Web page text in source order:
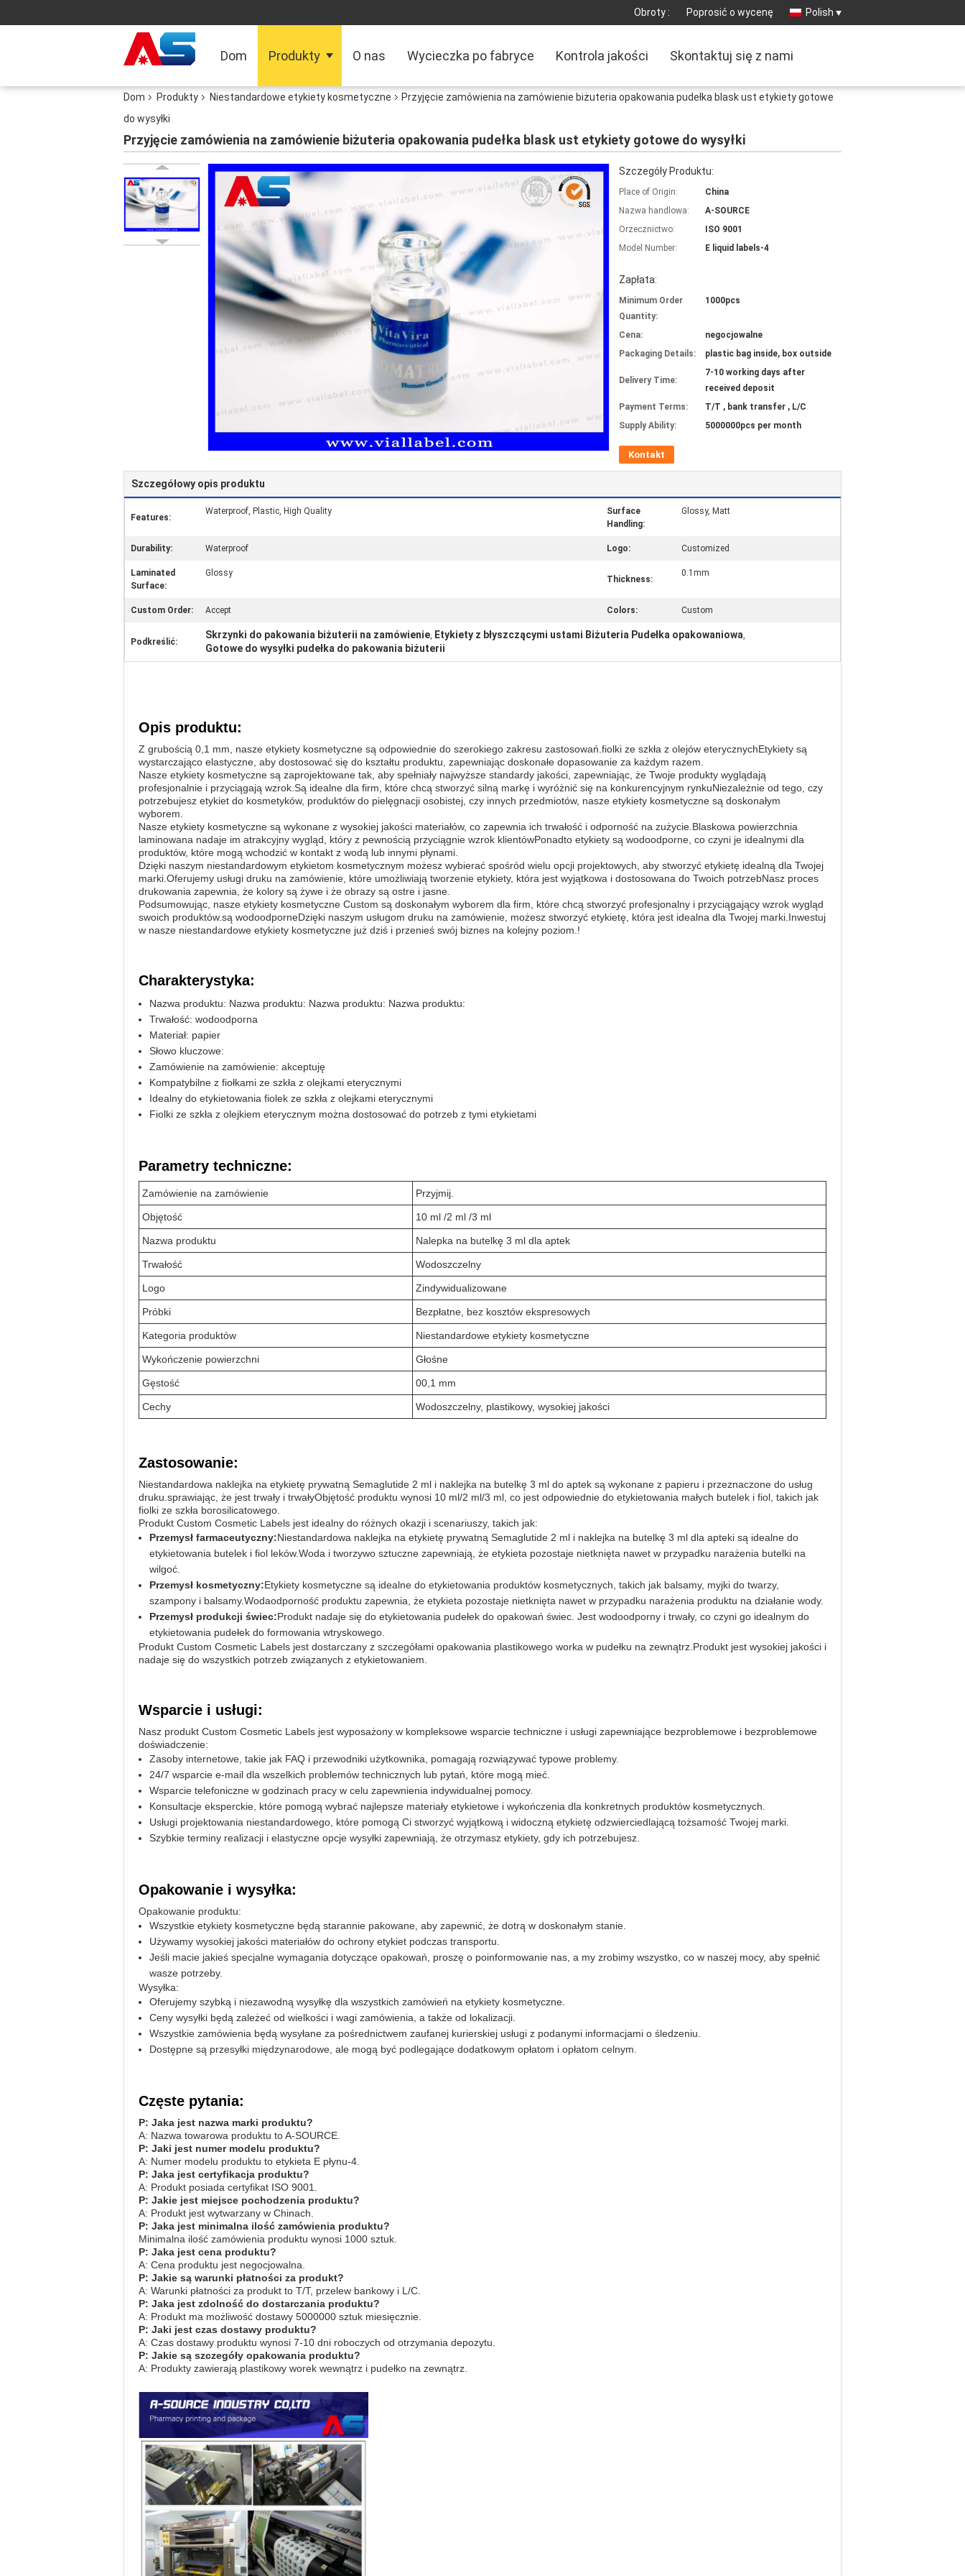
Obroty : Poprosić o wycenę Polish
Dom Produkty O nas Wycieczka po fabryce Kontrola jakości Skontaktuj się z nami
Dom Produkty Niestandardowe etykiety kosmetyczne
Przyjęcie zamówienia na zamówienie biżuteria opakowania pudełka blask ust etykiety gotowe
do wysyłki
Przyjęcie zamówienia na zamówienie biżuteria opakowania pudełka blask ust etykiety gotowe do wysyłki
Szczegóły Produktu:
Place of Origin:
China
Nazwa handlowa:
A-SOURCE
Orzecznictwo:
ISO 9001
Model Number:
E liquid labels-4
Zapłata:
Minimum Order
Quantity:
1000pcs
Cena:
negocjowalne
Packaging Details:
plastic bag inside, box outside
Delivery Time:
7-10 working days after
received deposit
Payment Terms:
T/T , bank transfer , L/C
Supply Ability:
5000000pcs per month
Kontakt
Szczegółowy opis produktu
Features:
Waterproof, Plastic, High Quality
Surface
Handling:
Glossy, Matt
Durability: Waterproof Logo: Customized
Laminated
Surface:
Glossy
Thickness:
0.1mm
Custom Order: Accept Colors: Custom
Podkreślić:
Skrzynki do pakowania biżuterii na zamówienie, Etykiety z błyszczącymi ustami Biżuteria Pudełka opakowaniowa,
Gotowe do wysyłki pudełka do pakowania biżuterii
Opis produktu:
Z grubością 0,1 mm, nasze etykiety kosmetyczne są odpowiednie do szerokiego zakresu zastosowań.fiolki ze szkła z olejów eterycznychEtykiety są
wystarczająco elastyczne, aby dostosować się do kształtu produktu, zapewniając doskonałe dopasowanie za każdym razem.
Nasze etykiety kosmetyczne są zaprojektowane tak, aby spełniały najwyższe standardy jakości, zapewniając, że Twoje produkty wyglądają
profesjonalnie i przyciągają wzrok.Są idealne dla firm, które chcą stworzyć silną markę i wyróżnić się na konkurencyjnym rynkuNiezależnie od tego, czy
potrzebujesz etykiet do kosmetyków, produktów do pielęgnacji osobistej, czy innych przedmiotów, nasze etykiety kosmetyczne są doskonałym
wyborem.
Nasze etykiety kosmetyczne są wykonane z wysokiej jakości materiałów, co zapewnia ich trwałość i odporność na zużycie.Blaskowa powierzchnia
laminowana nadaje im atrakcyjny wygląd, który z pewnością przyciągnie wzrok klientówPonadto etykiety są wodoodporne, co czyni je idealnymi dla
produktów, które mogą wchodzić w kontakt z wodą lub innymi płynami.
Dzięki naszym niestandardowym etykietom kosmetycznym możesz wybierać spośród wielu opcji projektowych, aby stworzyć etykietę idealną dla Twojej
marki.Oferujemy usługi druku na zamówienie, które umożliwiają tworzenie etykiety, która jest wyjątkowa i dostosowana do Twoich potrzebNasz proces
drukowania zapewnia, że kolory są żywe i że obrazy są ostre i jasne.
Podsumowując, nasze etykiety kosmetyczne Custom są doskonałym wyborem dla firm, które chcą stworzyć profesjonalny i przyciągający wzrok wygląd
swoich produktów.są wodoodporneDzięki naszym usługom druku na zamówienie, możesz stworzyć etykietę, która jest idealna dla Twojej marki.Inwestuj
w nasze niestandardowe etykiety kosmetyczne już dziś i przenieś swój biznes na kolejny poziom.!
Charakterystyka:
Nazwa produktu: Nazwa produktu: Nazwa produktu: Nazwa produktu:
Trwałość: wodoodporna
Materiał: papier
Słowo kluczowe:
Zamówienie na zamówienie: akceptuję
Kompatybilne z fiołkami ze szkła z olejkami eterycznymi
Idealny do etykietowania fiolek ze szkła z olejkami eterycznymi
Fiolki ze szkła z olejkiem eterycznym można dostosować do potrzeb z tymi etykietami
Parametry techniczne:
Zamówienie na zamówienie Przyjmij.
Objętość 10 ml /2 ml /3 ml
Nazwa produktu Nalepka na butelkę 3 ml dla aptek
Trwałość Wodoszczelny
Logo Zindywidualizowane
Próbki Bezpłatne, bez kosztów ekspresowych
Kategoria produktów Niestandardowe etykiety kosmetyczne
Wykończenie powierzchni Głośne
Gęstość 00,1 mm
Cechy Wodoszczelny, plastikowy, wysokiej jakości
Zastosowanie:
Niestandardowa naklejka na etykietę prywatną Semaglutide 2 ml i naklejka na butelkę 3 ml do aptek są wykonane z papieru i przeznaczone do usług
druku.sprawiając, że jest trwały i trwałyObjętość produktu wynosi 10 ml/2 ml/3 ml, co jest odpowiednie do etykietowania małych butelek i fiol, takich jak
fiolki ze szkła borosilicatowego.
Produkt Custom Cosmetic Labels jest idealny do różnych okazji i scenariuszy, takich jak:
Przemysł farmaceutyczny:Niestandardowa naklejka na etykietę prywatną Semaglutide 2 ml i naklejka na butelkę 3 ml dla apteki są idealne do
etykietowania butelek i fiol leków.Woda i tworzywo sztuczne zapewniają, że etykieta pozostaje nietknięta nawet w przypadku narażenia butelki na
wilgoć.
Przemysł kosmetyczny:Etykiety kosmetyczne są idealne do etykietowania produktów kosmetycznych, takich jak balsamy, myjki do twarzy,
szampony i balsamy.Wodaodporność produktu zapewnia, że etykieta pozostaje nietknięta nawet w przypadku narażenia produktu na działanie wody.
Przemysł produkcji świec:Produkt nadaje się do etykietowania pudełek do opakowań świec. Jest wodoodporny i trwały, co czyni go idealnym do
etykietowania pudełek do formowania wtryskowego.
Produkt Custom Cosmetic Labels jest dostarczany z szczegółami opakowania plastikowego worka w pudełku na zewnątrz.Produkt jest wysokiej jakości i
nadaje się do wszystkich potrzeb związanych z etykietowaniem.
Wsparcie i usługi:
Nasz produkt Custom Cosmetic Labels jest wyposażony w kompleksowe wsparcie techniczne i usługi zapewniające bezproblemowe i bezproblemowe
doświadczenie:
Zasoby internetowe, takie jak FAQ i przewodniki użytkownika, pomagają rozwiązywać typowe problemy.
24/7 wsparcie e-mail dla wszelkich problemów technicznych lub pytań, które mogą mieć.
Wsparcie telefoniczne w godzinach pracy w celu zapewnienia indywidualnej pomocy.
Konsultacje eksperckie, które pomogą wybrać najlepsze materiały etykietowe i wykończenia dla konkretnych produktów kosmetycznych.
Usługi projektowania niestandardowego, które pomogą Ci stworzyć wyjątkową i widoczną etykietę odzwierciedlającą tożsamość Twojej marki.
Szybkie terminy realizacji i elastyczne opcje wysyłki zapewniają, że otrzymasz etykiety, gdy ich potrzebujesz.
Opakowanie i wysyłka:
Opakowanie produktu:
Wszystkie etykiety kosmetyczne będą starannie pakowane, aby zapewnić, że dotrą w doskonałym stanie.
Używamy wysokiej jakości materiałów do ochrony etykiet podczas transportu.
Jeśli macie jakieś specjalne wymagania dotyczące opakowań, proszę o poinformowanie nas, a my zrobimy wszystko, co w naszej mocy, aby spełnić
wasze potrzeby.
Wysyłka:
Oferujemy szybką i niezawodną wysyłkę dla wszystkich zamówień na etykiety kosmetyczne.
Ceny wysyłki będą zależeć od wielkości i wagi zamówienia, a także od lokalizacji.
Wszystkie zamówienia będą wysyłane za pośrednictwem zaufanej kurierskiej usługi z podanymi informacjami o śledzeniu.
Dostępne są przesyłki międzynarodowe, ale mogą być podlegające dodatkowym opłatom i opłatom celnym.
Częste pytania:
P: Jaka jest nazwa marki produktu?
A: Nazwa towarowa produktu to A-SOURCE.
P: Jaki jest numer modelu produktu?
A: Numer modelu produktu to etykieta E płynu-4.
P: Jaka jest certyfikacja produktu?
A: Produkt posiada certyfikat ISO 9001.
P: Jakie jest miejsce pochodzenia produktu?
A: Produkt jest wytwarzany w Chinach.
P: Jaka jest minimalna ilość zamówienia produktu?
Minimalna ilość zamówienia produktu wynosi 1000 sztuk.
P: Jaka jest cena produktu?
A: Cena produktu jest negocjowalna.
P: Jakie są warunki płatności za produkt?
A: Warunki płatności za produkt to T/T, przelew bankowy i L/C.
P: Jaka jest zdolność do dostarczania produktu?
A: Produkt ma możliwość dostawy 5000000 sztuk miesięcznie.
P: Jaki jest czas dostawy produktu?
A: Czas dostawy produktu wynosi 7-10 dni roboczych od otrzymania depozytu.
P: Jakie są szczegóły opakowania produktu?
A: Produkty zawierają plastikowy worek wewnątrz i pudełko na zewnątrz.